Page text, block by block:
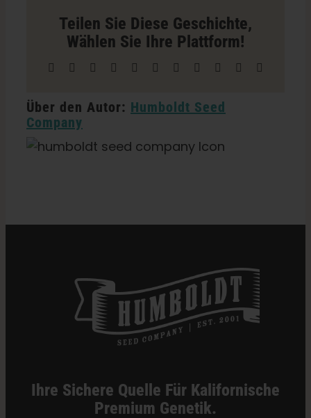
Teilen Sie Diese Geschichte,
Wählen Sie Ihre Plattform!
Facebook Reddit LinkedInWhatsAppTelegramm
TumblrPinterest Xing
Über den Autor: Humboldt Seed
Company
Ihre Sichere Quelle Für Kalifornische
Premium Genetik.